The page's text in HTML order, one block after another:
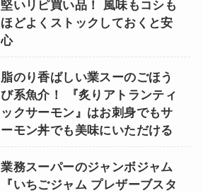
堅いリピ買い品！ 風味もコシも
ほどよくストックしておくと安
心
脂のり香ばしい業スーのごほう
び系魚介！ 『炙りアトランティ
ックサーモン』はお刺身でもサ
ーモン丼でも美味にいただける
業務スーパーのジャンボジャム
『いちごジャム プレザーブスタ